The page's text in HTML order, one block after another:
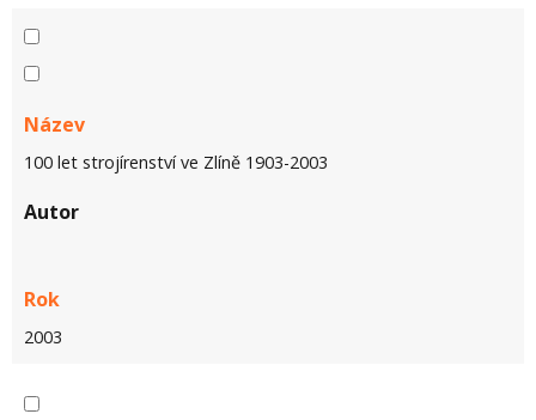
Název
100 let strojírenství ve Zlíně 1903-2003
Autor
Rok
2003